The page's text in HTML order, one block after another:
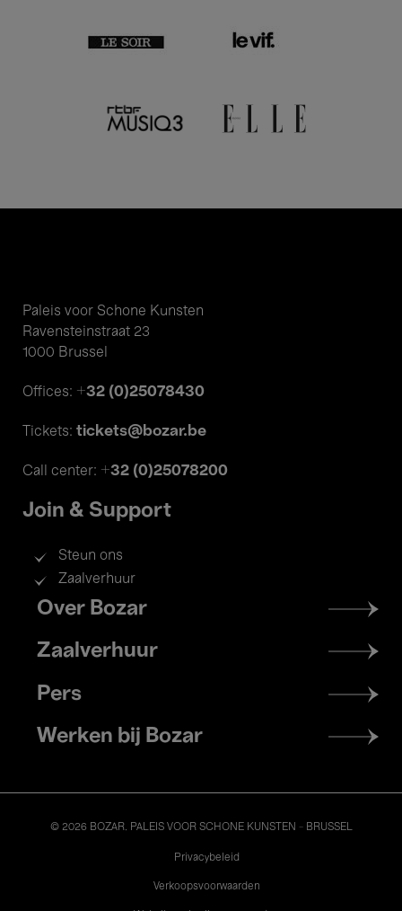
Paleis voor Schone Kunsten
Ravensteinstraat 23
1000 Brussel
Offices: +32 (0)25078430
Tickets: tickets@bozar.be
Call center: +32 (0)25078200
Join & Support
Steun ons
Zaalverhuur
Footer
menu
Over Bozar
Zaalverhuur
Pers
Werken bij Bozar
© 2026 BOZAR. PALEIS VOOR SCHONE KUNSTEN - BRUSSEL
Privacybeleid
Verkoopsvoorwaarden